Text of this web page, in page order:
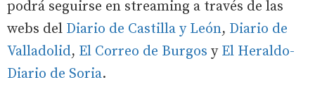
podrá seguirse en streaming a través de las
webs del Diario de Castilla y León, Diario de
Valladolid, El Correo de Burgos y El Heraldo-
Diario de Soria.